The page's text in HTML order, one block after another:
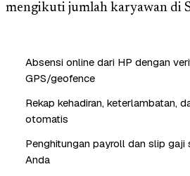
mengikuti jumlah karyawan di
Absensi online dari HP dengan
GPS/geofence
Rekap kehadiran, keterlambatan,
otomatis
Penghitungan payroll dan slip gaji
Anda